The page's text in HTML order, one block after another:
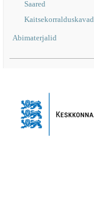
Saared
Kaitsekorralduskavad
Abimaterjalid